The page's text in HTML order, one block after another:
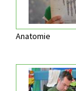
Anatomie